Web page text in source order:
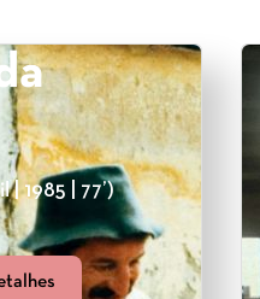
| 1985 | 77’)